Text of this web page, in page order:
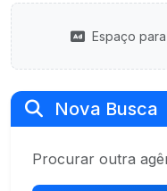
Espaço
Nova Busca
Procurar outra